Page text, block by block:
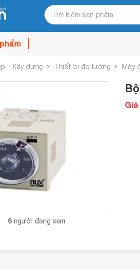
- Xây dựng Thiết bị đo lường Máy
6 người đang xem